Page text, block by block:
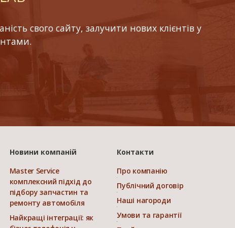
свого сайту, залучити нових клієнтів у
Новини компаній
Master Service
комплексний підхід до
підбору запчастин та
ремонту автомобіля
Найкращі інтеграції: як
Контакти
Про компанію
Публічний договір
Наші нагороди
Умови та гарантії